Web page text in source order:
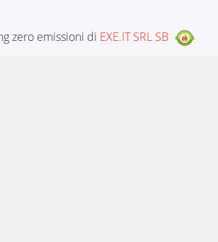
zero emissioni di EXE.IT SRL SB